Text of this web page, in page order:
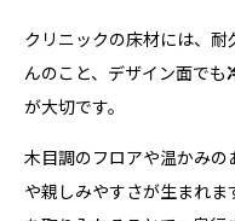
クリニックの床材には、
んのこと、デザイン面でも
が大切です。
木目調のフロアや温かみ
や親しみやすさが生まれ